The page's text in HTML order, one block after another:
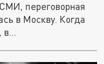
переговорная
в Москву. Когда
в...